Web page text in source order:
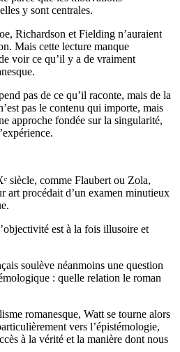
y sont centrales.
Richardson et Fielding n’auraient
Mais cette lecture manque
voir ce qu’il y a de vraiment
pas de ce qu’il raconte, mais de la
pas le contenu qui importe, mais
approche fondée sur la singularité,
siècle, comme Flaubert ou Zola,
art procédait d’un examen minutieux
est à la fois illusoire et
soulève néanmoins une question
: quelle relation le roman
romanesque, Watt se tourne alors
vers l’épistémologie,
à la vérité et la manière dont nous